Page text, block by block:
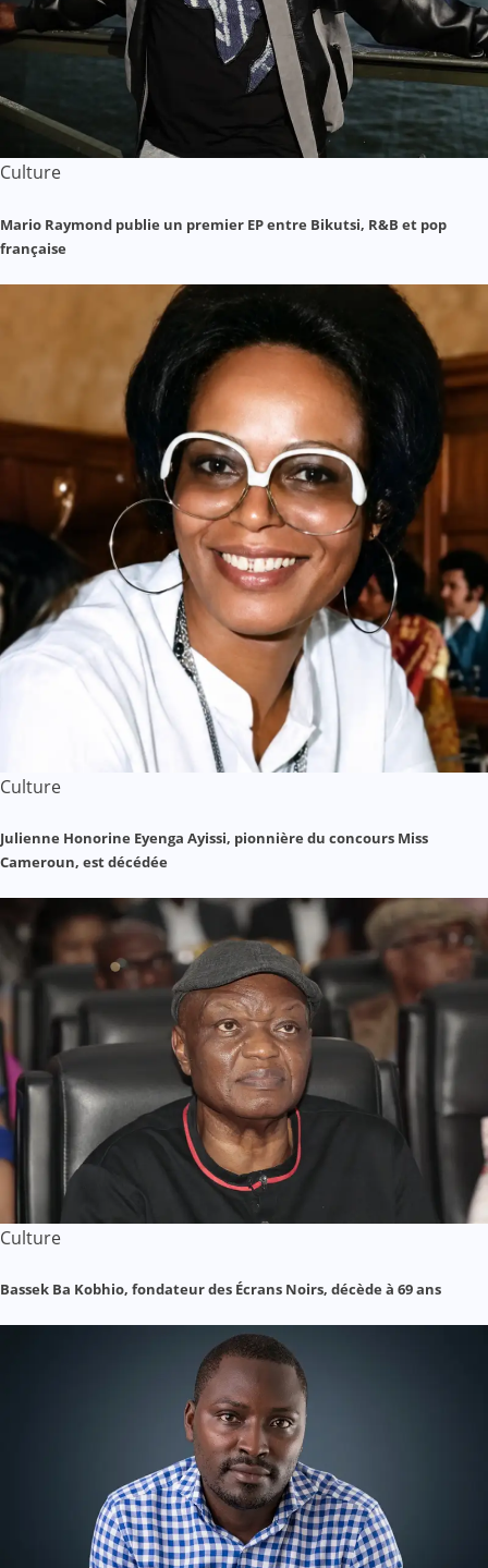
Culture
Mario Raymond publie un premier EP entre Bikutsi, R&B et pop
française
Culture
Julienne Honorine Eyenga Ayissi, pionnière du concours Miss
Cameroun, est décédée
Culture
Bassek Ba Kobhio, fondateur des Écrans Noirs, décède à 69 ans